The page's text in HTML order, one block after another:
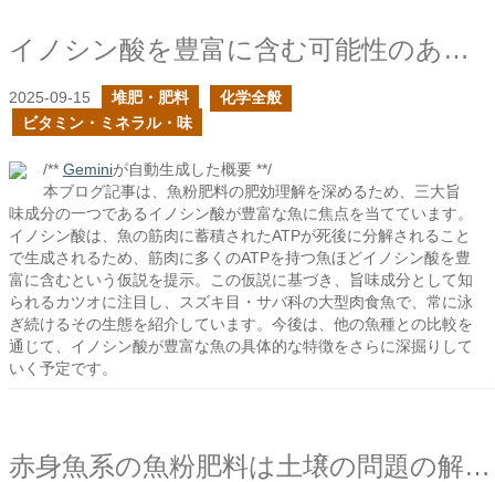
イノシン酸を豊富に含む可能性のある魚はどんな魚？
2025-09-15 堆肥・肥料
化学全般
ビタミン・ミネラル・味
/** Geminiが自動生成した概要 **/
本ブログ記事は、魚粉肥料の肥効理解を深めるため、三大旨
味成分の一つであるイノシン酸が豊富な魚に焦点を当てています。
イノシン酸は、魚の筋肉に蓄積されたATPが死後に分解されること
で生成されるため、筋肉に多くのATPを持つ魚ほどイノシン酸を豊
富に含むという仮説を提示。この仮説に基づき、旨味成分として知
られるカツオに注目し、スズキ目・サバ科の大型肉食魚で、常に泳
ぎ続けるその生態を紹介しています。今後は、他の魚種との比較を
通じて、イノシン酸が豊富な魚の具体的な特徴をさらに深掘りして
いく予定です。
赤身魚系の魚粉肥料は土壌の問題の解決に向いているはず